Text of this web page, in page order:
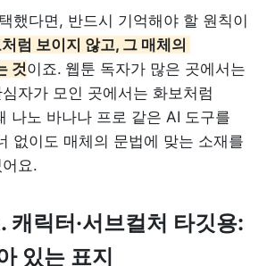
했다면, 반드시 기억해야 할 원칙이
럼 보이지 않고, 그 매체의
것이죠. 웹툰 독자가 많은 곳에서는
자가 모인 곳에서는 화보처럼
나노 바나나 프로 같은 AI 도구를
없이도 매체의 문법에 맞는 소재를
요.
캐릭터·서브컬처 타깃용:
있는 표지